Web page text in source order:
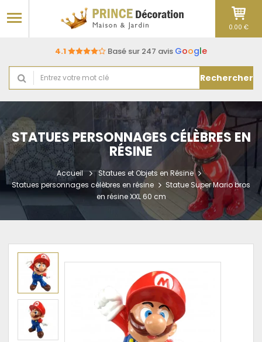
4.1 Basé sur 247 avis Google
Rechercher
0.00 €
STATUES PERSONNAGES CÉLÈBRES EN
RÉSINE
Accueil
Statues et Objets en Résine
Statues personnages célèbres en résine
Statue Super Mario bros
en résine XXL 60 cm